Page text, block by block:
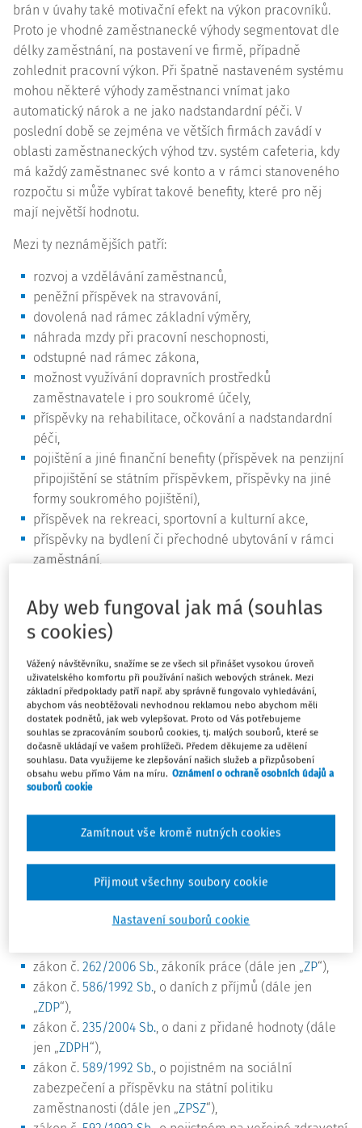
brán v úvahy také motivační efekt na výkon pracovníků.
Proto je vhodné zaměstnanecké výhody segmentovat dle
délky zaměstnání, na postavení ve firmě, případně
zohlednit pracovní výkon. Při špatně nastaveném systému
mohou některé výhody zaměstnanci vnímat jako
automatický nárok a ne jako nadstandardní péči. V
poslední době se zejména ve větších firmách zavádí v
oblasti zaměstnaneckých výhod tzv. systém cafeteria, kdy
má každý zaměstnanec své konto a v rámci stanoveného
rozpočtu si může vybírat takové benefity, které pro něj
mají největší hodnotu.
Mezi ty neznámějších patří:
rozvoj a vzdělávání zaměstnanců,
peněžní příspěvek na stravování,
dovolená nad rámec základní výměry,
náhrada mzdy při pracovní neschopnosti,
odstupné nad rámec zákona,
možnost využívání dopravních prostředků
zaměstnavatele i pro soukromé účely,
příspěvky na rehabilitace, očkování a nadstandardní
péči,
pojištění a jiné finanční benefity (příspěvek na penzijní
připojištění se státním příspěvkem, příspěvky na jiné
formy soukromého pojištění),
příspěvek na rekreaci, sportovní a kulturní akce,
příspěvky na bydlení či přechodné ubytování v rámci
zaměstnání,
zaměstnanců do a ze zaměstnání,
stabilizační a věrnostní odměny, odměny při životních
jubileích,
provoz vlastního zařízení péče o děti předškolního
věku a příspěvek na hlídání dětí,
prodej výrobků a poskytnutí nabízených služeb za
zvýhodněné ceny,
dary a sociální výpomoc zaměstnancům,
zlepšování pracovních podmínek (poskytování
nealkoholických nápojů na pracovišti aj.).
2. Legislativní úprava
zaměstnanekcýh benefitů
Problematiku zaměstnaneckých benefitů upravuje
především pracovní a daňové právo, případně související
zákon č. 262/2006 Sb., zákoník práce (dále jen „ZP“),
zákon č. 586/1992 Sb., o daních z příjmů (dále jen
„ZDP“),
zákon č. 235/2004 Sb., o dani z přidané hodnoty (dále
jen „ZDPH“),
zákon č. 589/1992 Sb., o pojistném na sociální
zabezpečení a příspěvku na státní politiku
zaměstnanosti (dále jen „ZPSZ“),
Aby web fungoval jak má (souhlas
s cookies)
Vážený návštěvníku, snažíme se ze všech sil přinášet vysokou úroveň
uživatelského komfortu při používání našich webových stránek. Mezi
základní předpoklady patří např. aby správně fungovalo vyhledávání,
abychom vás neobtěžovali nevhodnou reklamou nebo abychom měli
dostatek podnětů, jak web vylepšovat. Proto od Vás potřebujeme
souhlas se zpracováním souborů cookies, tj. malých souborů, které se
dočasně ukládají ve vašem prohlížeči. Předem děkujeme za udělení
souhlasu. Data využijeme ke zlepšování našich služeb a přizpůsobení
obsahu webu přímo Vám na míru. Oznámení o ochraně osobních údajů a
souborů cookie
Nastavení souborů cookie
Zamítnout vše kromě nutných cookies
Přijmout všechny soubory cookie